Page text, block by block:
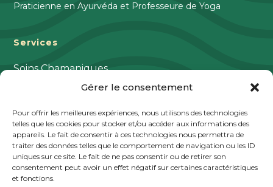
Gérer le consentement
Pour offrir les meilleures expériences, nous utilisons des technologies
telles que les cookies pour stocker et/ou accéder aux informations des
appareils. Le fait de consentir à ces technologies nous permettra de
traiter des données telles que le comportement de navigation ou les ID
uniques sur ce site. Le fait de ne pas consentir ou de retirer son
consentement peut avoir un effet négatif sur certaines caractéristiques
et fonctions.
Praticienne en Ayurvéda et Professeure de Yoga
Services
Soins Chamaniques
Stages Chamaniques
Ayurveda
Art Spirituel & Guerisseur
Contact